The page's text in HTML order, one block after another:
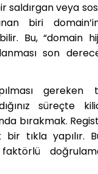
saldırgan veya
biri
Bu, “domain
son
süreçte
bırakmak.
tıkla yapılır.
faktörlü